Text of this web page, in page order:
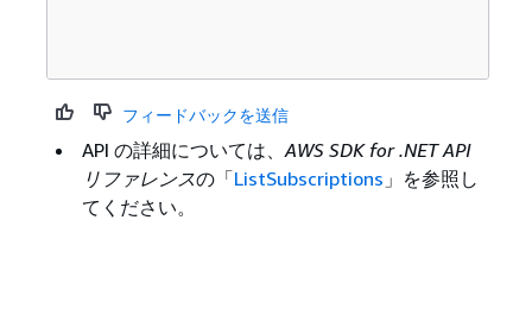
フィードバックを送信
API の詳細については、AWS SDK for .NET API
リファレンスの「ListSubscriptions 」を参照し
てください。